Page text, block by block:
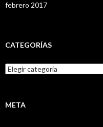
febrero 2017
CATEGORÍAS
C
a
g
META